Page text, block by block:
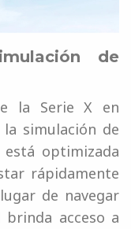
de
la Serie X en
simulación de
está optimizada
rápidamente
de navegar
acceso a